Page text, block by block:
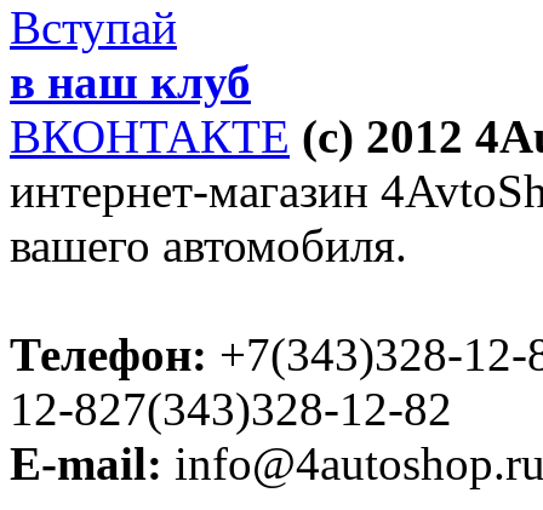
Вступай
в наш клуб
ВКОНТАКТЕ (c) 2012
интернет-магазин
вашего автомобиля.
Телефон: +7(343)328-
12-827(343)328-12-82
E-mail: